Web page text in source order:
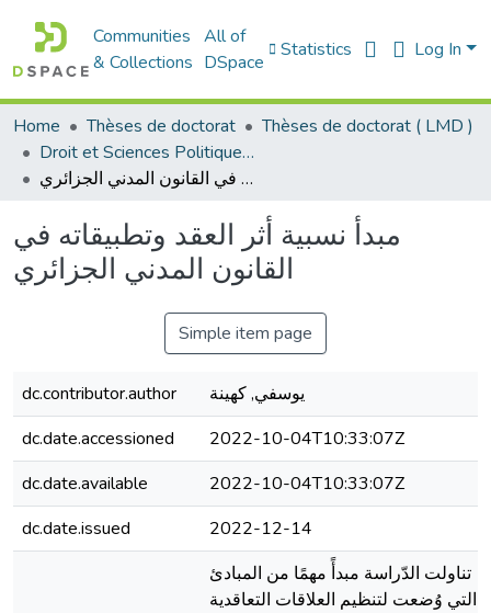
Communities
& Collections
All of
DSpace
Statistics Log In
Home Thèses de doctorat
Thèses de doctorat ( LMD )
Droit et Sciences Politiques - الحقوق و العلوم السياسية
مبدأ نسبية أثر العقد وتطبيقاته في القانون المدني الجزائري
مبدأ نسبية أثر العقد وتطبيقاته في
القانون المدني الجزائري
Simple item page
dc.contributor.author
يوسفي, كهينة
dc.date.accessioned
2022-10-04T10:33:07Z
dc.date.available
2022-10-04T10:33:07Z
dc.date.issued
2022-12-14
تناولت الدّراسة مبدأً مهمًا من المبادئ
التي وُضعت لتنظيم العلاقات التعاقدية